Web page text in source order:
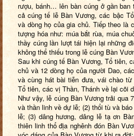
rượu, bánh… lên bàn cúng ở gần ban
cả cúng tế lễ Bàn Vương, các bậc
và dòng họ của gia chủ. Tiếp theo là
tượng hóa như: múa bắt rùa, múa
thầy cúng lần lượt tái hiện lại những
không thể thiếu trong lễ cúng Bàn
Sau khi cúng tế Bàn Vương, Tổ tiên,
chủ và 12 dòng họ của người Dao,
và cùng hát bài tiễn đưa, vái chào
Tổ tiên, các vị Thần, Thánh về lại cõi
Như vậy, lễ cúng Bàn Vương trải qua
và thần linh về dự lễ; (2) thổi tù và
lễ; (3) dâng hương, dâng lễ tạ ơn
thiên linh thổ địa nghênh đón Bàn